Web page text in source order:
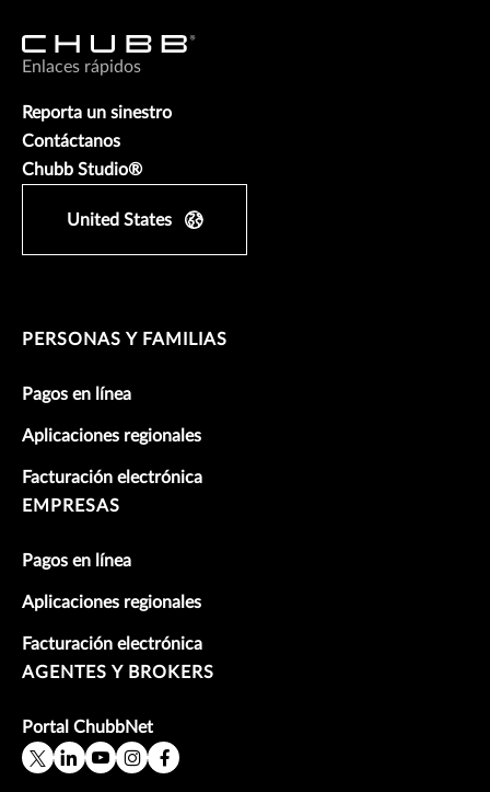
Enlaces rápidos
Reporta un sinestro
Contáctanos
Chubb Studio®
United States
PERSONAS Y FAMILIAS
Pagos en línea
Aplicaciones regionales
Facturación electrónica
EMPRESAS
Pagos en línea
Aplicaciones regionales
Facturación electrónica
AGENTES Y BROKERS
Portal ChubbNet